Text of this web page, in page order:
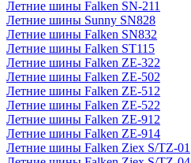
Летние шины Falken SN-211
Летние шины Sunny SN828
Летние шины Falken SN832
Летние шины Falken ST115
Летние шины Falken ZE-322
Летние шины Falken ZE-502
Летние шины Falken ZE-512
Летние шины Falken ZE-522
Летние шины Falken ZE-912
Летние шины Falken ZE-914
Летние шины Falken Ziex S/TZ-01